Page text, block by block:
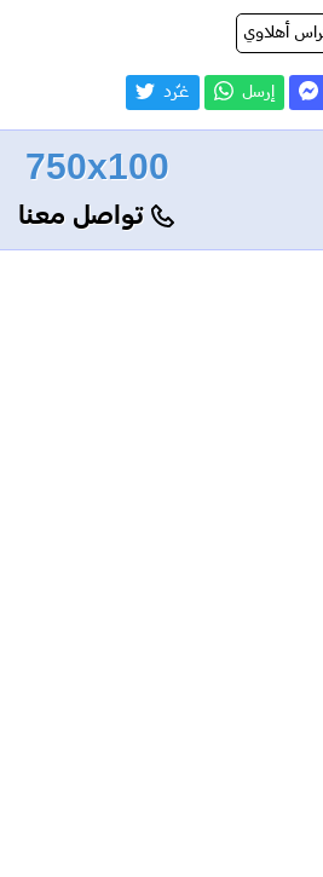
أهلاوي
إرسل غـّرد
750x100
تواصل معنا